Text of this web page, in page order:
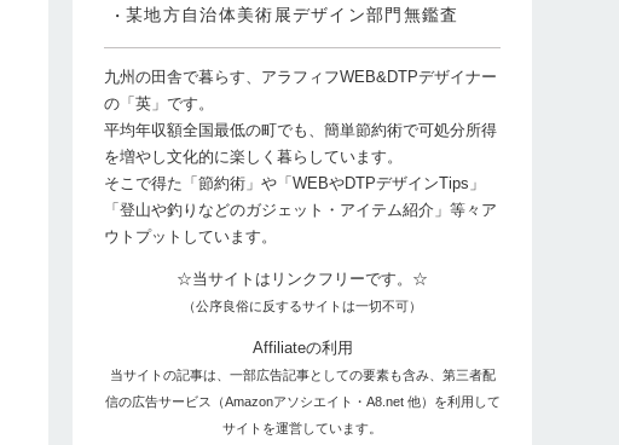
某地方自治体美術展デザイン部門無鑑査
九州の田舎で暮らす、アラフィフWEB&DTPデザイナー
の「英」です。
平均年収額全国最低の町でも、簡単節約術で可処分所得
を増やし文化的に楽しく暮らしています。
そこで得た「節約術」や「WEBやDTPデザインTips」
「登山や釣りなどのガジェット・アイテム紹介」等々ア
ウトプットしています。
☆当サイトはリンクフリーです。☆
（公序良俗に反するサイトは一切不可）
Affiliateの利用
当サイトの記事は、一部広告記事としての要素も含み、第三者配
信の広告サービス（Amazonアソシエイト・A8.net 他）を利用して
サイトを運営しています。